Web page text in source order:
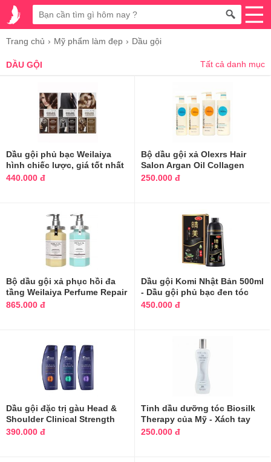
Trang chủ Mỹ phẩm làm đẹp Dầu gội
DẦU GỘI Tất cả danh mục
Dầu gội phủ bạc Weilaiya
hình chiếc lược, giá tốt nhất
440.000 đ
Bộ dầu gội xả Olexrs Hair
Salon Argan Oil Collagen
250.000 đ
Bộ dầu gội xả phục hồi đa
tầng Weilaiya Perfume Repair
Series
865.000 đ
Dầu gội Komi Nhật Bản 500ml
- Dầu gội phủ bạc đen tóc
450.000 đ
Dầu gội đặc trị gàu Head &
Shoulder Clinical Strength
mẫu mới
390.000 đ
Tinh dầu dưỡng tóc Biosilk
Therapy của Mỹ - Xách tay
chính hãng
250.000 đ